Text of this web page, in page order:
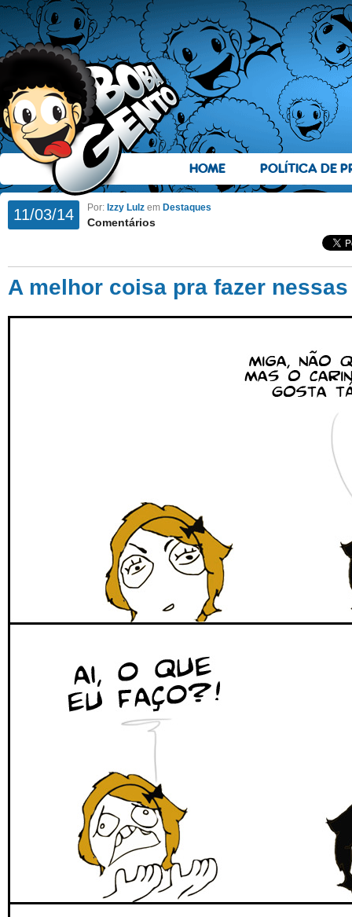
HOME POLÍTICA DE
11/03/14 Por: Izzy Lulz em Destaques
Comentários
A melhor coisa pra fazer